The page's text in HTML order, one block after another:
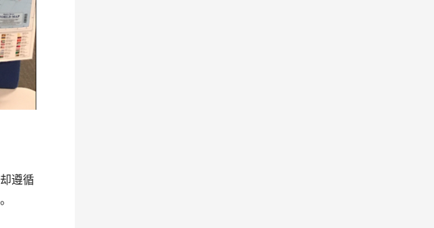
遵循